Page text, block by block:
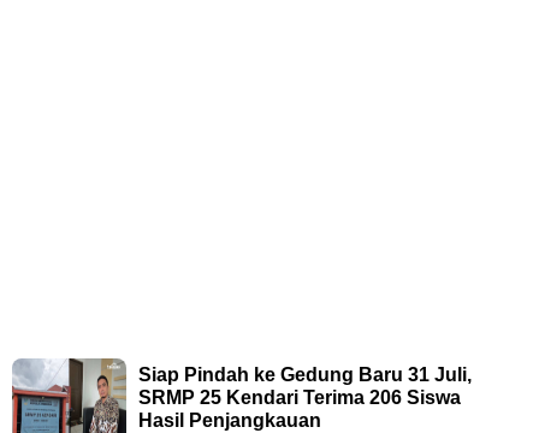
Siap Pindah ke Gedung Baru 31 Juli,
SRMP 25 Kendari Terima 206 Siswa
Hasil Penjangkauan